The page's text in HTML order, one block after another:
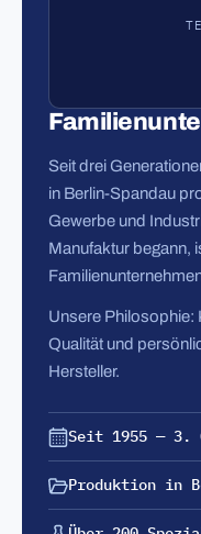
Seit drei
in Berlin-Spandau
Gewerbe und
Manufaktur begann,
Unsere Philosophie:
Qualität und
Hersteller.
Seit 1955 — 3.
Produktion in